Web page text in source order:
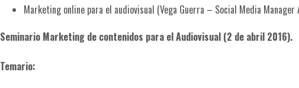
Audiovisual
de
Marketing online para el audiovisual (Vega Guerra – Social Media Manager
Seminario Marketing de contenidos para el Audiovisual (2 de abril 2016).
Temario: